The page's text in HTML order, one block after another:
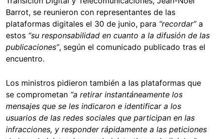
Barrot, se reunieron con representantes de las
plataformas digitales el 30 de junio, para “recordar”a
estos “su responsabilidad en cuanto a la difusión de las
publicaciones”, según el comunicado publicado tras el
encuentro.
Los ministros pidieron también a las plataformas que
se comprometan “a retirar instantáneamente los
mensajes que se les indicaron e identificar a los
usuarios de las redes sociales que participan en las
infracciones, y responder rápidamente a las peticiones